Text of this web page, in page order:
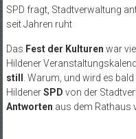
SPD fragt, Stadtverwaltung
seit Jahren ruht
Das Fest der Kulturen war
Hildener
still . Warum, und wird es bald
HildenerSPD von der
Antworten aus dem Rathaus